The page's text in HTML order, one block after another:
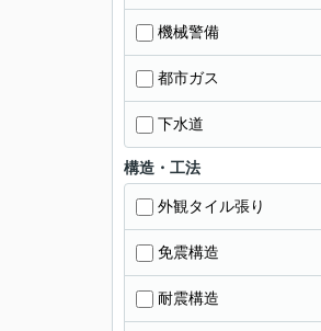
機械警備
都市ガス
下水道
構造・工法
外観タイル張り
免震構造
耐震構造